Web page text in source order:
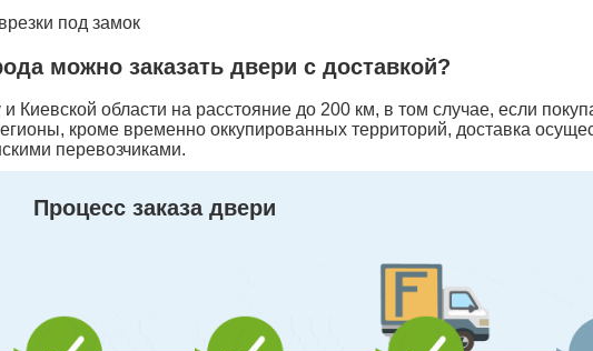
под замок
можно заказать двери с доставкой?
области на расстояние до 200 км, в том случае, если
кроме временно оккупированных территорий, доставка
перевозчиками.
Процесс заказа двери